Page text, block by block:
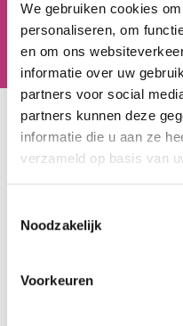
We gebruiken cookies
personaliseren, om
en om ons
informatie over uw
partners voor social
partners kunnen deze
informatie die u aan ze
verzameld op basis van
Noodzakelijk
Voorkeuren
AxionContinu.
Hoofdkantoor
Beneluxlaan 922
3526 KJ Utrecht